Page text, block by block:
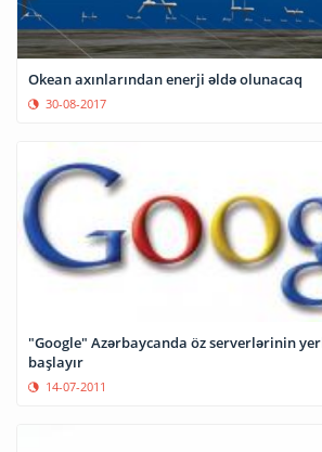
Okean axınlarından enerji əldə olunacaq
30-08-2017
"Google" Azərbaycanda öz serverlərinin
başlayır
14-07-2011